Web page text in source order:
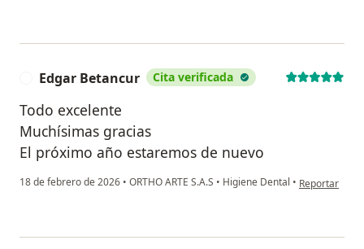
Edgar Betancur Cita verificada
Todo excelente
Muchísimas gracias
El próximo año estaremos de nuevo
18 de febrero de 2026 • ORTHO ARTE S.A.S • Higiene Dental • en opinión
Reportar